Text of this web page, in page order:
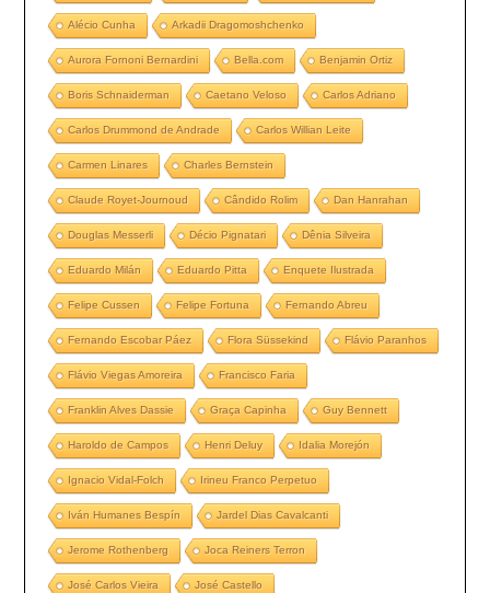
Alécio Cunha Arkadii Dragomoshchenko
Aurora Fornoni Bernardini Bella.com Benjamin Ortiz
Boris Schnaiderman Caetano Veloso Carlos Adriano
Carlos Drummond de Andrade Carlos Willian Leite
Carmen Linares Charles Bernstein
Claude Royet-Journoud Cândido Rolim Dan Hanrahan
Douglas Messerli Décio Pignatari Dênia Silveira
Eduardo Milán Eduardo Pitta Enquete Ilustrada
Felipe Cussen Felipe Fortuna Fernando Abreu
Fernando Escobar Páez Flora Süssekind Flávio Paranhos
Flávio Viegas Amoreira Francisco Faria
Franklin Alves Dassie Graça Capinha Guy Bennett
Haroldo de Campos Henri Deluy Idalia Morejón
Ignacio Vidal-Folch Irineu Franco Perpetuo
Iván Humanes Bespín Jardel Dias Cavalcanti
Jerome Rothenberg Joca Reiners Terron
José Carlos Vieira José Castello